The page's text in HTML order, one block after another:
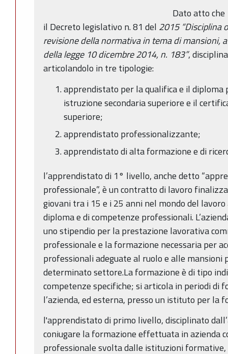
Dato atto che
il Decreto legislativo n. 81 del 2015 “Disciplina
revisione della normativa in tema di mansioni,
della legge 10 dicembre 2014, n. 183”,
articolandolo in tre tipologie:
apprendistato per la qualifica e il diploma
istruzione secondaria superiore e il
superiore;
apprendistato professionalizzante;
apprendistato di alta formazione e di
l’apprendistato di 1° livello, anche detto
professionale”, è un contratto di lavoro
giovani tra i 15 e i 25 anni nel mondo del
diploma e di competenze professionali.
uno stipendio per la prestazione lavorativa
professionale e la formazione necessaria per
professionali adeguate al ruolo e alle mansioni
determinato settore.La formazione è di tipo
competenze specifiche; si articola in periodi di
l’azienda, ed esterna, presso un istituto per la
l'apprendistato di primo livello, disciplinato
coniugare la formazione effettuata in azienda
professionale svolta dalle istituzioni